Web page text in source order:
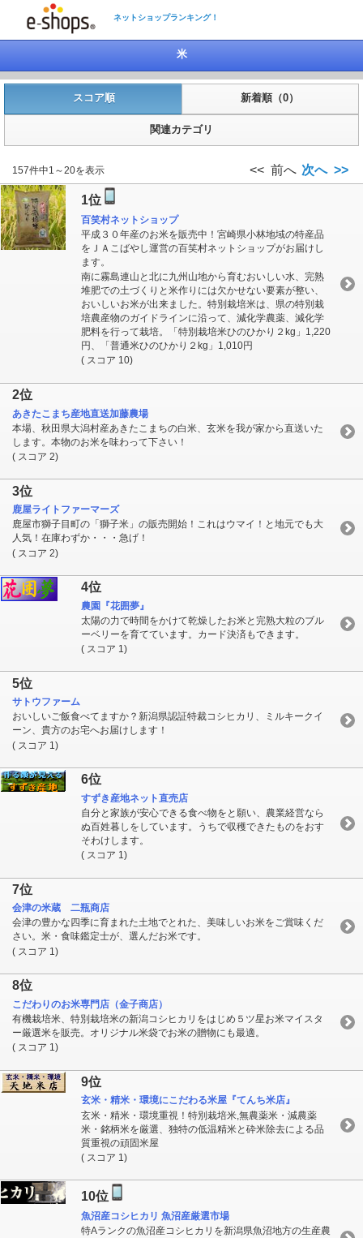
ネットショップランキング！
米
スコア順 新着順（0）
関連カテゴリ
157件中1～20を表示 << 前へ 次へ >>
1位
百笑村ネットショップ
平成３０年産のお米を販売中！宮崎県小林地域の特産品
をＪＡこばやし運営の百笑村ネットショップがお届けし
ます。
南に霧島連山と北に九州山地から育むおいしい水、完熟
堆肥での土づくりと米作りには欠かせない要素が整い、
おいしいお米が出来ました。特別栽培米は、県の特別栽
培農産物のガイドラインに沿って、減化学農薬、減化学
肥料を行って栽培。「特別栽培米ひのひかり２kg」1,220
円、「普通米ひのひかり２kg」1,010円
( スコア 10)
2位
あきたこまち産地直送加藤農場
本場、秋田県大潟村産あきたこまちの白米、玄米を我が家から直送いた
します。本物のお米を味わって下さい！
( スコア 2)
3位
鹿屋ライトファーマーズ
鹿屋市獅子目町の「獅子米」の販売開始！これはウマイ！と地元でも大
人気！在庫わずか・・・急げ！
( スコア 2)
4位
農園『花囲夢』
太陽の力で時間をかけて乾燥したお米と完熟大粒のブル
ーベリーを育てています。カード決済もできます。
( スコア 1)
5位
サトウファーム
おいしいご飯食べてますか？新潟県認証特裁コシヒカリ、ミルキークイ
ーン、貴方のお宅へお届けします！
( スコア 1)
6位
すずき産地ネット直売店
自分と家族が安心できる食べ物をと願い、農業経営なら
ぬ百姓暮しをしています。うちで収穫できたものをおす
そわけします。
( スコア 1)
7位
会津の米蔵 二瓶商店
会津の豊かな四季に育まれた土地でとれた、美味しいお米をご賞味くだ
さい。米・食味鑑定士が、選んだお米です。
( スコア 1)
8位
こだわりのお米専門店（金子商店）
有機栽培米、特別栽培米の新潟コシヒカリをはじめ５ツ星お米マイスタ
ー厳選米を販売。オリジナル米袋でお米の贈物にも最適。
( スコア 1)
9位
玄米・精米・環境にこだわる米屋『てんち米店』
玄米・精米・環境重視！特別栽培米,無農薬米・減農薬
米・銘柄米を厳選、独特の低温精米と砕米除去による品
質重視の頑固米屋
( スコア 1)
10位
魚沼産コシヒカリ 魚沼産厳選市場
特Aランクの魚沼産コシヒカリを新潟県魚沼地方の生産農